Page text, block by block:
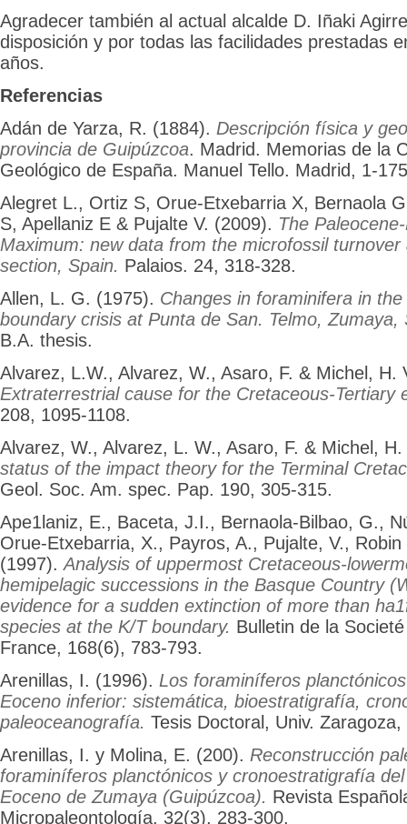
Agradecer también al actual alcalde D. Iñaki
disposición y por todas las facilidades prestadas
años.
Referencias
Adán de Yarza, R. (1884). Descripción física y
provincia de Guipúzcoa. Madrid. Memorias de la
Geológico de España. Manuel Tello. Madrid, 1-
Alegret L., Ortiz S, Orue-Etxebarria X, Bernaola
S, Apellaniz E & Pujalte V. (2009). The
Maximum: new data from the microfossil turnover
section, Spain. Palaios. 24, 318-328.
Allen, L. G. (1975). Changes in foraminifera in
boundary crisis at Punta de San. Telmo, Zumaya,
B.A. thesis.
Alvarez, L.W., Alvarez, W., Asaro, F. & Michel, H.
Extraterrestrial cause for the Cretaceous-Tertiary
208, 1095-1108.
Alvarez, W., Alvarez, L. W., Asaro, F. & Michel,
status of the impact theory for the Terminal
Geol. Soc. Am. spec. Pap. 190, 305-315.
Ape1laniz, E., Baceta, J.I., Bernaola-Bilbao, G.,
Orue-Etxebarria, X., Payros, A., Pujalte, V.,
(1997). Analysis of uppermost Cretaceous-
hemipelagic successions in the Basque Country
evidence for a sudden extinction of more than
species at the K/T boundary. Bulletin de la
France, 168(6), 783-793.
Arenillas, I. (1996). Los foraminíferos
Eoceno inferior: sistemática, bioestratigrafía,
paleoceanografía. Tesis Doctoral, Univ.
Arenillas, I. y Molina, E. (200). Reconstrucción
foraminíferos planctónicos y cronoestratigrafía
Eoceno de Zumaya (Guipúzcoa). Revista
Micropaleontología. 32(3), 283-300.